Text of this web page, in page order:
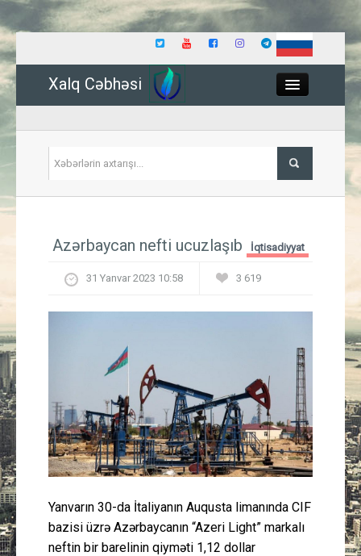
Xalq Cəbhəsi
İqtisadiyyat
Güney Azərbaycan
Mədəniyyət
Müsahibə
İdman
Layihə
Azərbaycan nefti ucuzlaşıb İqtisadiyyat
31 Yanvar 2023 10:58 3 619
Yanvarın 30-da İtaliyanın Auqusta limanında CIF
bazisi üzrə Azərbaycanın “Azeri Light” markalı
neftin bir barelinin qiyməti 1,12 dollar